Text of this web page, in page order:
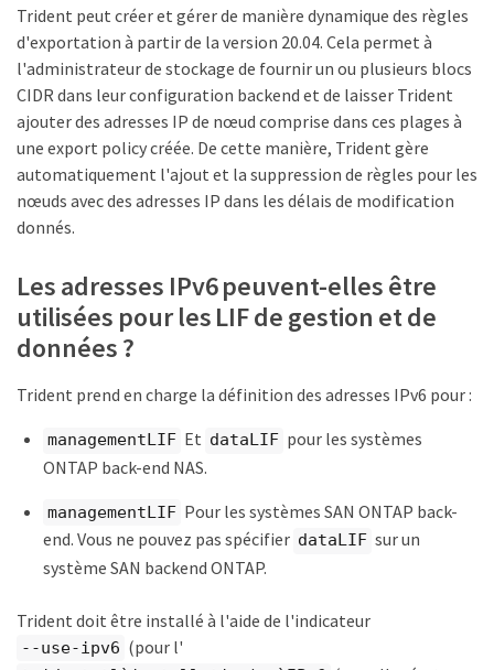
Trident peut créer et gérer de manière dynamique des règles
d'exportation à partir de la version 20.04. Cela permet à
l'administrateur de stockage de fournir un ou plusieurs blocs
CIDR dans leur configuration backend et de laisser Trident
ajouter des adresses IP de nœud comprise dans ces plages à
une export policy créée. De cette manière, Trident gère
automatiquement l'ajout et la suppression de règles pour les
nœuds avec des adresses IP dans les délais de modification
donnés.
Les adresses IPv6 peuvent-elles être
utilisées pour les LIF de gestion et de
données ?
Trident prend en charge la définition des adresses IPv6 pour :
managementLIF Et dataLIF pour les systèmes
ONTAP back-end NAS.
managementLIF Pour les systèmes SAN ONTAP back-
end. Vous ne pouvez pas spécifier dataLIF sur un
système SAN backend ONTAP.
Trident doit être installé à l'aide de l'indicateur
--use-ipv6 (pour l'